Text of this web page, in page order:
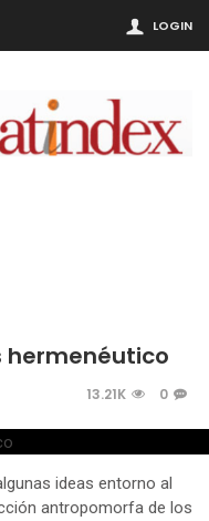
LOGIN
hermenéutico
13.21K 0
ideas entorno al
antropomorfa de los